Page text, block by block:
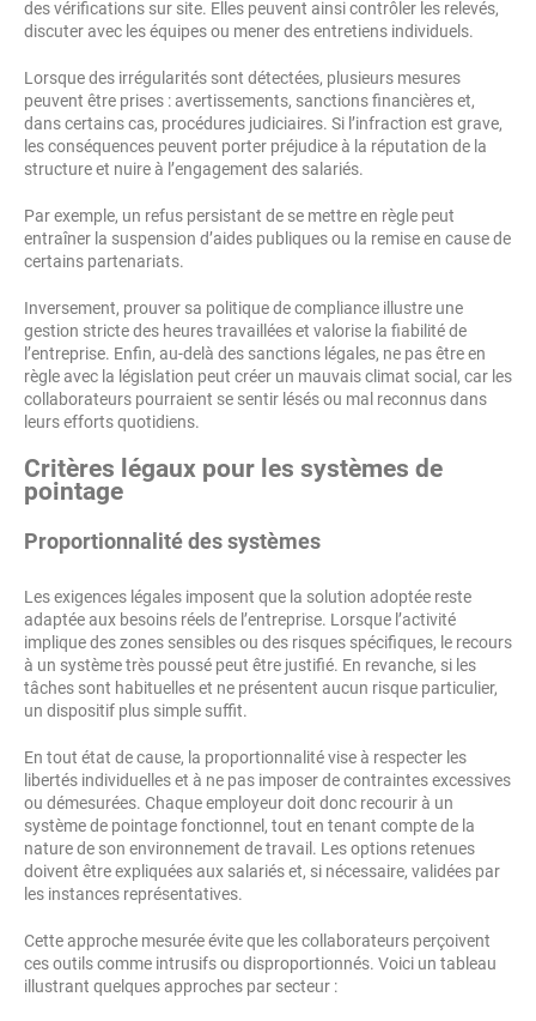
des vérifications sur site. Elles peuvent ainsi contrôler les relevés,
discuter avec les équipes ou mener des entretiens individuels.
Lorsque des irrégularités sont détectées, plusieurs mesures
peuvent être prises : avertissements, sanctions financières et,
dans certains cas, procédures judiciaires. Si l’infraction est grave,
les conséquences peuvent porter préjudice à la réputation de la
structure et nuire à l’engagement des salariés.
Par exemple, un refus persistant de se mettre en règle peut
entraîner la suspension d’aides publiques ou la remise en cause de
certains partenariats.
Inversement, prouver sa politique de compliance illustre une
gestion stricte des heures travaillées et valorise la fiabilité de
l’entreprise. Enfin, au-delà des sanctions légales, ne pas être en
règle avec la législation peut créer un mauvais climat social, car les
collaborateurs pourraient se sentir lésés ou mal reconnus dans
leurs efforts quotidiens.
Critères légaux pour les systèmes de
pointage
Proportionnalité des systèmes
Les exigences légales imposent que la solution adoptée reste
adaptée aux besoins réels de l’entreprise. Lorsque l’activité
implique des zones sensibles ou des risques spécifiques, le recours
à un système très poussé peut être justifié. En revanche, si les
tâches sont habituelles et ne présentent aucun risque particulier,
un dispositif plus simple suffit.
En tout état de cause, la proportionnalité vise à respecter les
libertés individuelles et à ne pas imposer de contraintes excessives
ou démesurées. Chaque employeur doit donc recourir à un
système de pointage fonctionnel, tout en tenant compte de la
nature de son environnement de travail. Les options retenues
doivent être expliquées aux salariés et, si nécessaire, validées par
les instances représentatives.
Cette approche mesurée évite que les collaborateurs perçoivent
ces outils comme intrusifs ou disproportionnés. Voici un tableau
illustrant quelques approches par secteur :